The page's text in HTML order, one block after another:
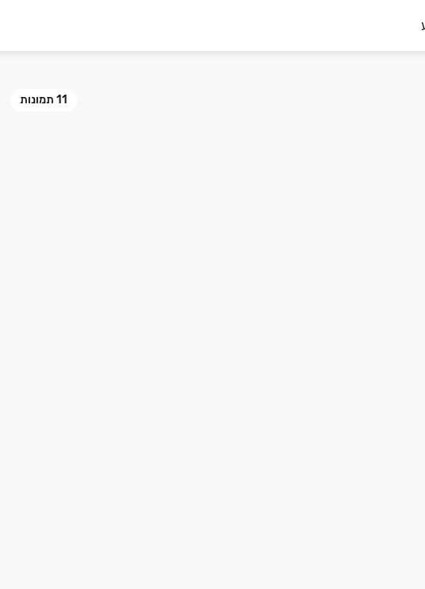
11 תמונות